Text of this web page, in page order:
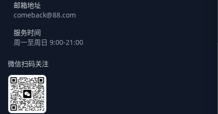
邮箱地址
comeback@88.com
服务时间
周一至周日 9:00-21:00
微信扫码关注